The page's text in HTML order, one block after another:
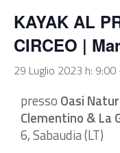
KAYAK AL
CIRCEO |
29 Luglio 2023 h: 9:00
presso Oasi
Clementino & La
6, Sabaudia (LT)